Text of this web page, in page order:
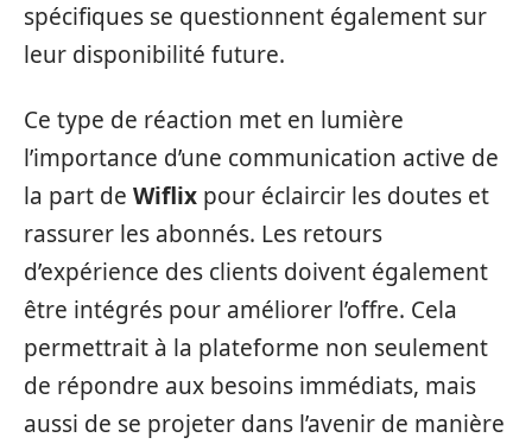
spécifiques se questionnent également sur
leur disponibilité future.
Ce type de réaction met en lumière
l’importance d’une communication active de
la part de Wiflix pour éclaircir les doutes et
rassurer les abonnés. Les retours
d’expérience des clients doivent également
être intégrés pour améliorer l’offre. Cela
permettrait à la plateforme non seulement
de répondre aux besoins immédiats, mais
aussi de se projeter dans l’avenir de manière